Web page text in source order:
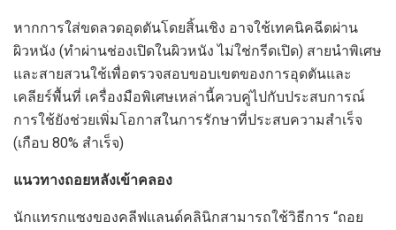
หากการใส่ขดลวดอุดตันโดยสิ้นเชิง อาจใช้เทคนิคฉีดผ่าน
ผิวหนัง (ทำผ่านช่องเปิดในผิวหนัง ไม่ใช่กรีดเปิด) สายนำพิเศษ
และสายสวนใช้เพื่อตรวจสอบขอบเขตของการอุดตันและ
เคลียร์พื้นที่ เครื่องมือพิเศษเหล่านี้ควบคู่ไปกับประสบการณ์
การใช้ยังช่วยเพิ่มโอกาสในการรักษาที่ประสบความสำเร็จ
(เกือบ 80% สำเร็จ)
แนวทางถอยหลังเข้าคลอง
นักแทรกแซงของคลีฟแลนด์คลินิกสามารถใช้วิธีการ “ถอย